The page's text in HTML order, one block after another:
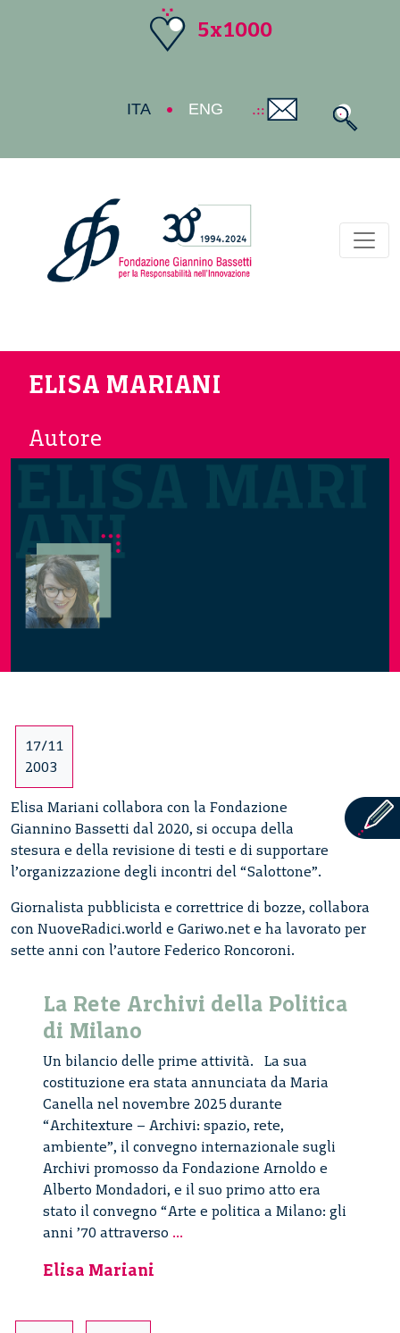
5x1000
ITA ENG
ELISA MARIANI
Autore
17/11
2003
Elisa Mariani collabora con la Fondazione
Giannino Bassetti dal 2020, si occupa della
stesura e della revisione di testi e di supportare
l’organizzazione degli incontri del “Salottone”.
Giornalista pubblicista e correttrice di bozze, collabora
con NuoveRadici.world e Gariwo.net e ha lavorato per
sette anni con l’autore Federico Roncoroni.
La Rete Archivi della Politica
di Milano
Un bilancio delle prime attività. La sua
costituzione era stata annunciata da Maria
Canella nel novembre 2025 durante
“Architexture – Archivi: spazio, rete,
ambiente”, il convegno internazionale sugli
Archivi promosso da Fondazione Arnoldo e
Alberto Mondadori, e il suo primo atto era
stato il convegno “Arte e politica a Milano: gli
anni ’70 attraverso ...
Elisa Mariani